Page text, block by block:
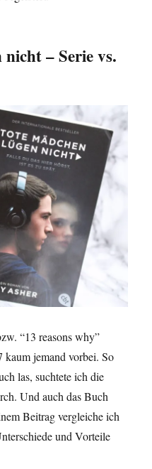
– Serie vs.
“13 reasons why”
jemand vorbei. So
las, suchtete ich die
Und auch das Buch
Beitrag vergleiche ich
und Vorteile